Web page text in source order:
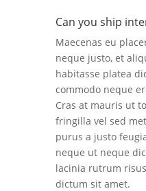
Can you ship
Maecenas eu
neque justo, et
habitasse platea
commodo neque
Cras at mauris ut
fringilla vel sed
purus a justo
neque ut neque
lacinia rutrum
dictum sit amet.